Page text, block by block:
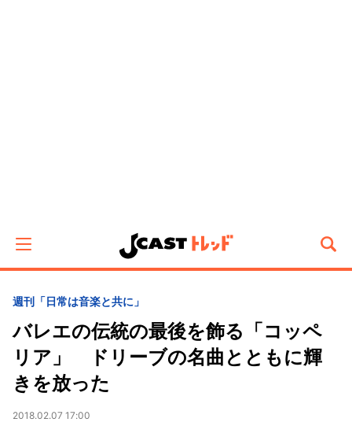
週刊「日常は音楽と共に」
バレエの伝統の最後を飾る「コッペ
リア」 ドリーブの名曲とともに輝
きを放った
2018.02.07 17:00